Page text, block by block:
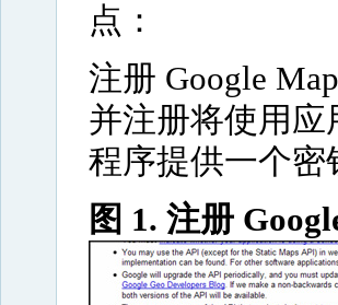
点：
注册 Google
并注册将使用应
程序提供一个密
图 1. 注册